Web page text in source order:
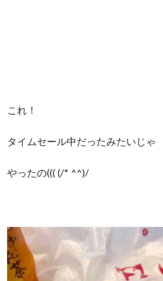
これ！
タイムセール中だったみたいじゃ
やったの((( (/* ^^)/